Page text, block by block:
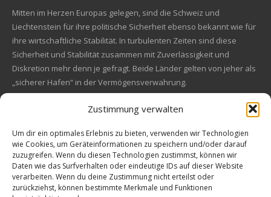
Zustimmung verwalten
Um dir ein optimales Erlebnis zu bieten, verwenden wir Technologien
wie Cookies, um Geräteinformationen zu speichern und/oder darauf
zuzugreifen. Wenn du diesen Technologien zustimmst, können wir
Daten wie das Surfverhalten oder eindeutige IDs auf dieser Website
verarbeiten. Wenn du deine Zustimmung nicht erteilst oder
zurückziehst, können bestimmte Merkmale und Funktionen
Mitten im Herzen Europas gelegen, sind die Schweiz und
Liechtenstein für ihre politische Sicherheit ebenso bekannt wie für
ihre wirtschaftliche Stabilität. In turbulenten Zeiten sind diese
Sicherheit und Stabilität zusammen mit Zuverlässigkeit und
Diskretion mehr denn je gefragt. Beide Länder gelten von jeher als
„sicherer Hafen“ in der Vermögensverwahrung.
Financial concept of convincing origin
Located in the heart of Europe, Switzerland and Liechtenstein are
also known for their political safety as for their economic stability.
In these turbulent times, security and stability along with reliability
and discretion are more in demand than ever. Both countries are
always a "safe haven" in asset safe.
Kundenbewertungen und Erfahrungen zu
EM Global Service AG